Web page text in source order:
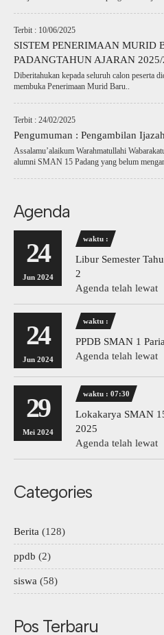
Terbit : 10/06/2025
SISTEM PENERIMAAN MURID
PADANGTAHUN AJARAN 2025/
Diberitahukan kepada seluruh calon peserta
membuka Penerimaan Murid Baru..
Terbit : 24/02/2025
Pengumuman : Pengambilan Ijazah
Assalamu’alaikum Warahmatullahi
alumni SMAN 15 Padang yang belum
Agenda
24
Jun 2024
waktu :
Libur Semester
2
Agenda telah lewat
24
Jun 2024
waktu :
PPDB SMAN 1
Agenda telah lewat
29
Mei 2024
waktu : 07:30
Lokakarya SMAN
2025
Agenda telah lewat
Categories
Berita (128)
ppdb (2)
siswa (58)
Pos Terbaru